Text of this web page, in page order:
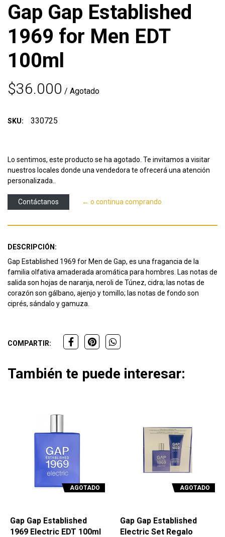
Gap Gap Established
1969 for Men EDT
100ml
$36.000 / Agotado
SKU: 330725
Lo sentimos, este producto se ha agotado. Te invitamos a visitar
nuestros locales donde una vendedora te ofrecerá una atención
personalizada..
Contáctanos ← o continua comprando
DESCRIPCIÓN:
Gap Established 1969 for Men de Gap, es una fragancia de la
familia olfativa amaderada aromática para hombres. Las notas de
salida son hojas de naranja, neroli de Túnez, cidra; las notas de
corazón son gálbano, ajenjo y tomillo; las notas de fondo son
ciprés, sándalo y gamuza.
COMPARTIR:
También te puede interesar:
AGOTADO
Gap Gap Established
1969 Electric EDT 100ml
AGOTADO
Gap Gap Established
Electric Set Regalo